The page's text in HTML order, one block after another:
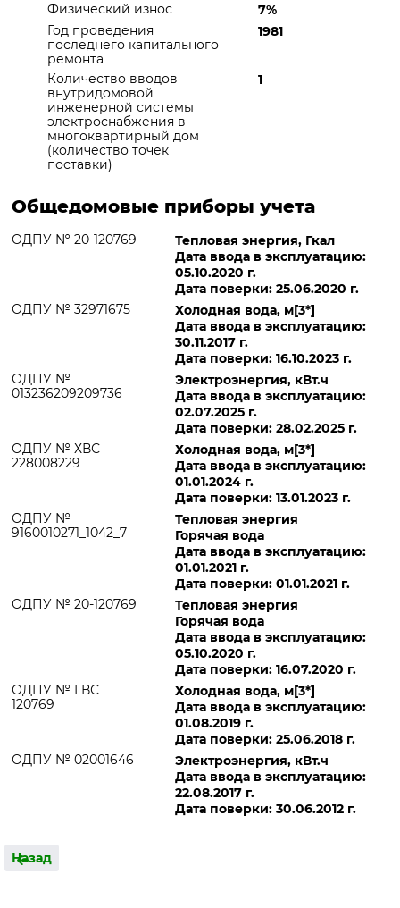
Физический износ
7%
Год проведения
последнего капитального
ремонта
1981
Количество вводов
внутридомовой
инженерной системы
электроснабжения в
многоквартирный дом
(количество точек
поставки)
1
Общедомовые приборы учета
ОДПУ № 20-120769
Тепловая энергия, Гкал
Дата ввода в эксплуатацию:
05.10.2020 г.
Дата поверки: 25.06.2020 г.
ОДПУ № 32971675
Холодная вода, м[3*]
Дата ввода в эксплуатацию:
30.11.2017 г.
Дата поверки: 16.10.2023 г.
ОДПУ №
013236209209736
Электроэнергия, кВт.ч
Дата ввода в эксплуатацию:
02.07.2025 г.
Дата поверки: 28.02.2025 г.
ОДПУ № ХВС
228008229
Холодная вода, м[3*]
Дата ввода в эксплуатацию:
01.01.2024 г.
Дата поверки: 13.01.2023 г.
ОДПУ №
9160010271_1042_7
Тепловая энергия
Горячая вода
Дата ввода в эксплуатацию:
01.01.2021 г.
Дата поверки: 01.01.2021 г.
ОДПУ № 20-120769
Тепловая энергия
Горячая вода
Дата ввода в эксплуатацию:
05.10.2020 г.
Дата поверки: 16.07.2020 г.
ОДПУ № ГВС
120769
Холодная вода, м[3*]
Дата ввода в эксплуатацию:
01.08.2019 г.
Дата поверки: 25.06.2018 г.
ОДПУ № 02001646
Электроэнергия, кВт.ч
Дата ввода в эксплуатацию:
22.08.2017 г.
Дата поверки: 30.06.2012 г.
Назад